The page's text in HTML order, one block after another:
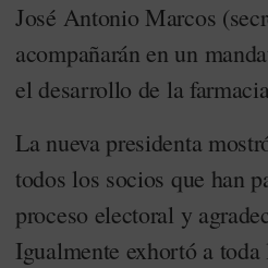
José Antonio Marcos
acompañarán en un
el desarrollo de la
La nueva presidenta
todos los socios que han
proceso electoral y
Igualmente exhortó a toda